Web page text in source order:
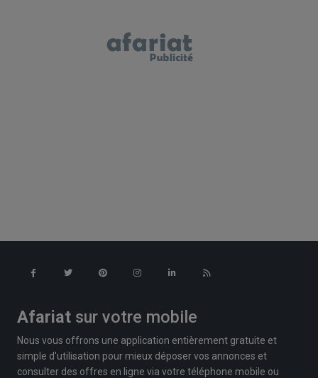
Afariat sur votre mobile
Nous vous offrons une application entièrement gratuite et
simple d'utilisation pour mieux déposer vos annonces et
consulter des offres en ligne via votre téléphone mobile ou